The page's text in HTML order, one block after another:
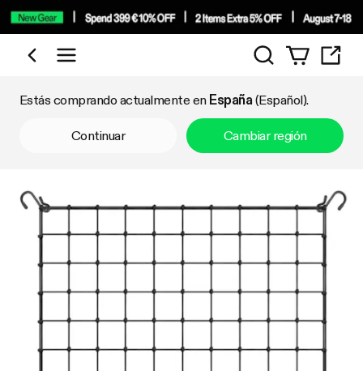
Comprar por categoría
Búsqueda
Estás comprando actualmente en España (Español).
Continuar Cambiar región